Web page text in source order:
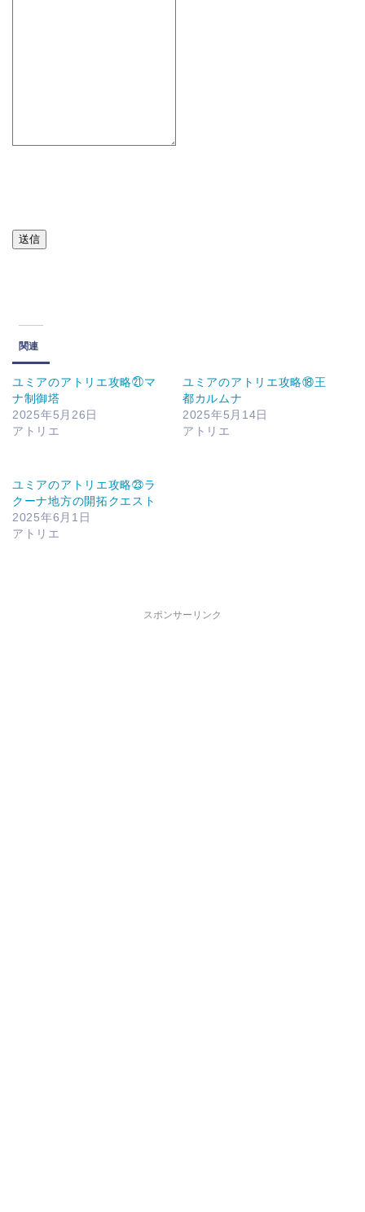
送信
関連
ユミアのアトリエ攻略㉑マ
ナ制御塔
2025年5月26日
アトリエ
ユミアのアトリエ攻略⑱王
都カルムナ
2025年5月14日
アトリエ
ユミアのアトリエ攻略㉓ラ
クーナ地方の開拓クエスト
2025年6月1日
アトリエ
スポンサーリンク